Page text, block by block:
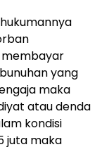
membayar
yang
maka
atau denda
kondisi
juta maka